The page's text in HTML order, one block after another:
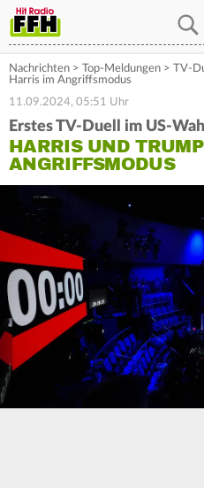
Nachrichten > Top-Meldungen > TV-
Harris im Angriffsmodus
11.09.2024, 05:51 Uhr
Erstes TV-Duell im US-
HARRIS UND
ANGRIFFSMODUS